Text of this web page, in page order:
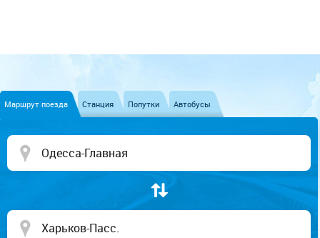
Маршрут поезда Станция Попутки Автобусы